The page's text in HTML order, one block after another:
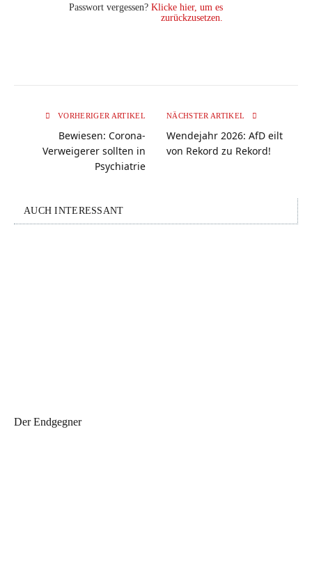
Passwort vergessen? Klicke hier, um es
zurückzusetzen.
VORHERIGER ARTIKEL
Bewiesen: Corona-
Verweigerer sollten in
Psychiatrie
NÄCHSTER ARTIKEL
Wendejahr 2026: AfD eilt
von Rekord zu Rekord!
AUCH INTERESSANT
Der Endgegner